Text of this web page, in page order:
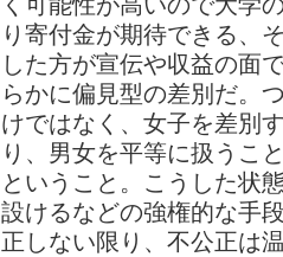
り寄付金が期待できる、
した方が宣伝や収益の面
らかに偏見型の差別だ。
けではなく、女子を差別
り、男女を平等に扱うこ
ということ。こうした状
設けるなどの強権的な手
正しない限り、不公正は